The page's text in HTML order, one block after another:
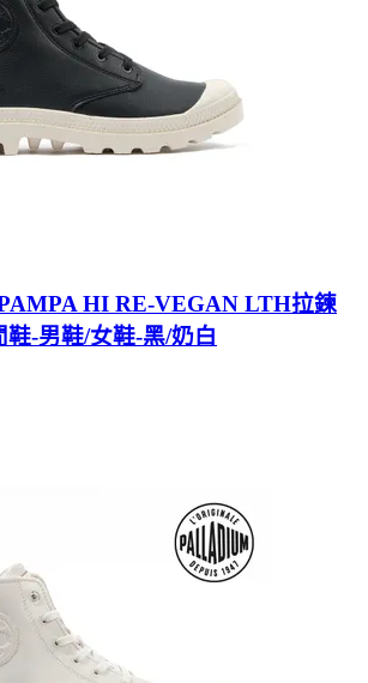
HI RE-VEGAN LTH拉鍊
鞋-男鞋/女鞋-黑/奶白